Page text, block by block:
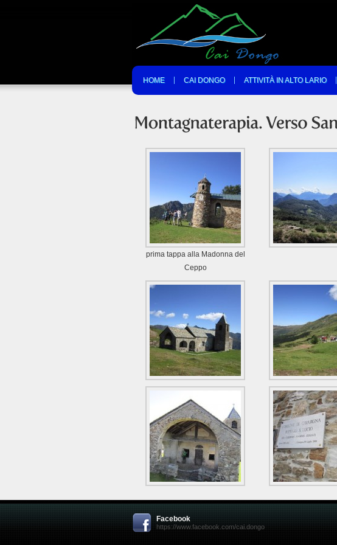
HOME CAI DONGO ATTIVITÀ IN ALTO LARIO
prima tappa alla Madonna del
Ceppo
Facebook
https://www.facebook.com/cai.dongo